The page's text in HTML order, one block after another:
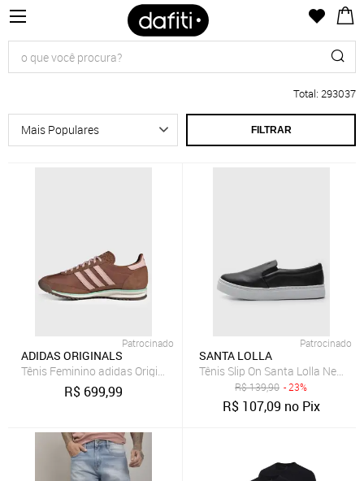
Total: 293037
FILTRAR
Patrocinado
ADIDAS ORIGINALS
Tênis Feminino adidas Originals Sl 72 OG Marrom
R$ 699,99
Patrocinado
SANTA LOLLA
Tênis Slip On Santa Lolla New
R$139,90 - 23%
R$ 107,09 no Pix